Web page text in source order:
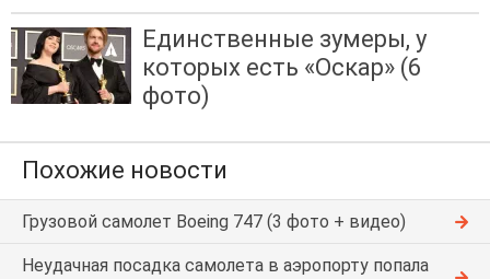
Единственные зумеры, у
которых есть «Оскар» (6
фото)
Похожие новости
Грузовой самолет Boeing 747 (3 фото + видео)
Неудачная посадка самолета в аэропорту попала